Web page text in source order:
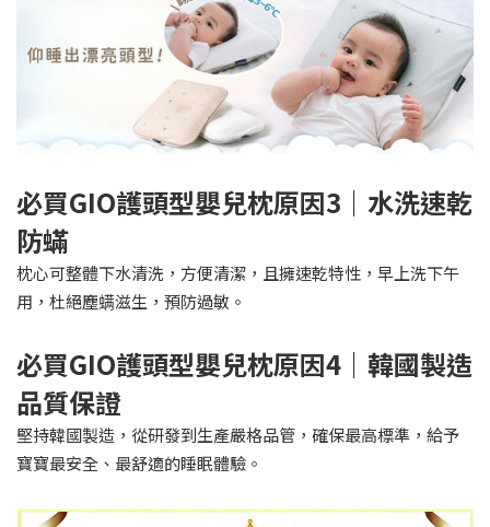
必買GIO護頭型嬰兒枕原因3｜水洗速乾
防蟎
枕心可整體下水清洗，方便清潔，且擁速乾特性，早上洗下午
用，杜絕塵螨滋生，預防過敏。
必買GIO護頭型嬰兒枕原因4｜韓國製造
品質保證
堅持韓國製造，從研發到生產嚴格品管，確保最高標準，給予
寶寶最安全、最舒適的睡眠體驗。